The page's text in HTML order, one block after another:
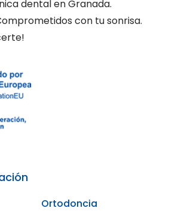
dental en Granada.
con tu sonrisa.
Ortodoncia